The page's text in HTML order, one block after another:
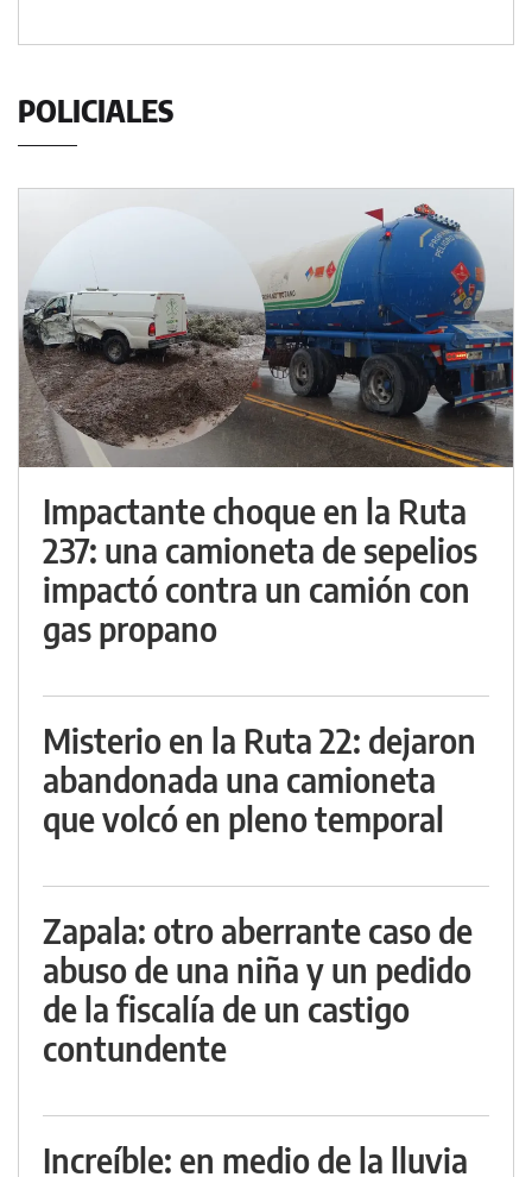
POLICIALES
Impactante choque en la Ruta
237: una camioneta de sepelios
impactó contra un camión con
gas propano
Misterio en la Ruta 22: dejaron
abandonada una camioneta
que volcó en pleno temporal
Zapala: otro aberrante caso de
abuso de una niña y un pedido
de la fiscalía de un castigo
contundente
Increíble: en medio de la lluvia